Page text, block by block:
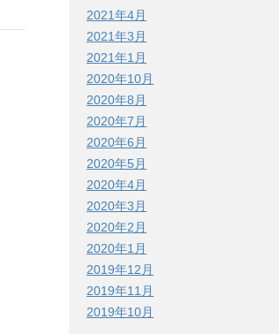
2021年4月
2021年3月
2021年1月
2020年10月
2020年8月
2020年7月
2020年6月
2020年5月
2020年4月
2020年3月
2020年2月
2020年1月
2019年12月
2019年11月
2019年10月